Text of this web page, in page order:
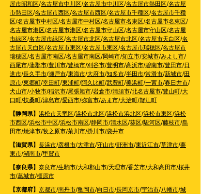
屋市昭和区/名古屋市中川区/名古屋市中川区/名古屋市熱田区/名古屋
市熱田区/名古屋市西区/名古屋市西区/名古屋市千種区/名古屋市千種
区/名古屋市中村区/名古屋市中村区/名古屋市名東区/名古屋市名東区/
名古屋市港区/名古屋市港区/名古屋市守山区/名古屋市守山区/名古屋
市緑区/名古屋市緑区/名古屋市北区/名古屋市北区/名古屋市天白区/名
古屋市天白区/名古屋市東区/名古屋市東区/名古屋市瑞穂区/名古屋市
瑞穂区/名古屋市南区/名古屋市南区/岡崎市/知立市/安城市/みよし市/
西尾市/蒲郡市/豊川市/豊橋市/刈谷市/豊明市/高浜市/碧南市/豊田市/日
進市/長久手市/瀬戸市/東海市/大府市/知多市/半田市/常滑市/新城市/田
原市/東郷町/幸田町/東浦町/阿久比町/武豊町/美浜町/一宮市/春日井市/
犬山市/小牧市/稲沢市/尾張旭市/岩倉市/清須市/北名古屋市/豊山町/大
口町/扶桑町/津島市/愛西市/弥富市/あま市/大治町/蟹江町
【静岡県】 浜松市天竜区/浜松市北区/浜松市浜北区/浜松市東区/浜松
市西区/浜松市中区/浜松市南区/静岡市/清水区/葵区/駿河区/藤枝市/島
田市/焼津市/牧之原市/菊川市/掛川市/袋井市
【滋賀県】 長浜市/彦根市/大津市/守山市/野洲市/東近江市/草津市/栗
東市/湖南市/甲賀市
【奈良県】 奈良市/生駒市/大和郡山市/天理市/香芝市/大和高田市/桜井
市/葛城市/橿原市
【京都府】 京都市/南丹市/亀岡市/向日市/長岡京市/宇治市/八幡市/城